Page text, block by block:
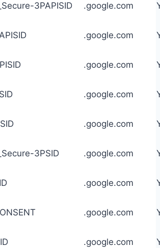
3PAPISID .google.com
.google.com
.google.com
.google.com
.google.com
3PSID .google.com
.google.com
.google.com
.google.com